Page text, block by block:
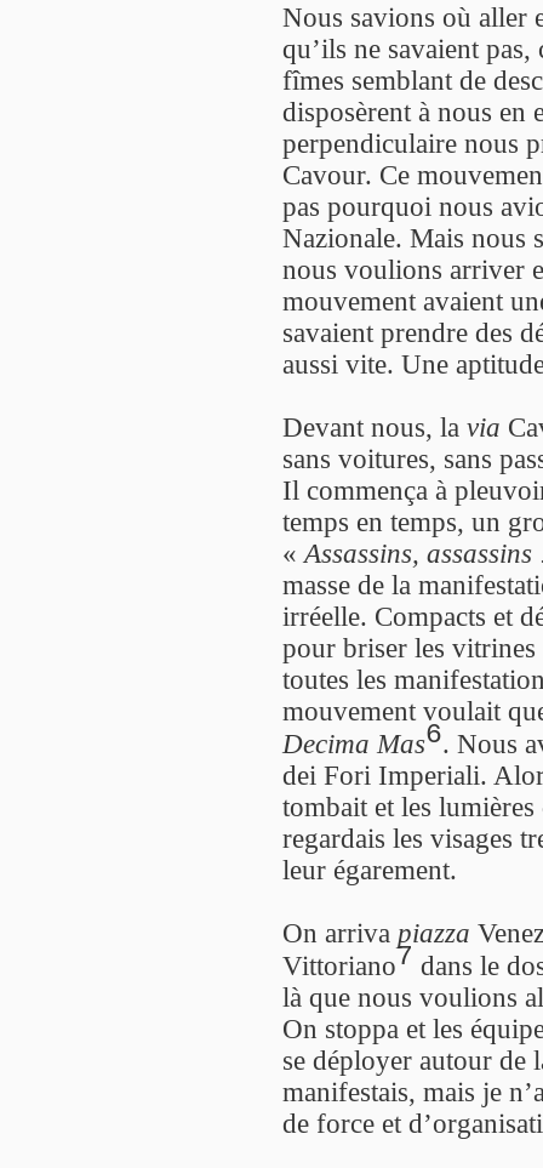
Nous savions où aller
qu’ils ne savaient
fîmes semblant de
disposèrent à nous en
perpendiculaire nous
Cavour. Ce
pas pourquoi nous
Nazionale. Mais nous
nous voulions arriver
mouvement avaient
savaient prendre des
aussi vite. Une
Devant nous, la via
sans voitures, sans
Il commença à
temps en temps, un
«Assassins, assassins
masse de la
irréelle. Compacts et
pour briser les vitrines
toutes les
mouvement voulait
Decima Mas6. Nous
dei Fori Imperiali.
tombait et les
regardais les visages
leur égarement.
On arriva piazza
Vittoriano7 dans le
là que nous voulions
On stoppa et les
se déployer autour de
manifestais, mais je
de force et